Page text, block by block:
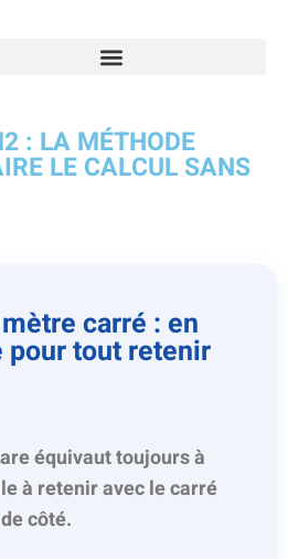
: LA MÉTHODE
LE CALCUL SANS
carré : en
pour tout retenir
équivaut toujours à
à retenir avec le carré
côté.